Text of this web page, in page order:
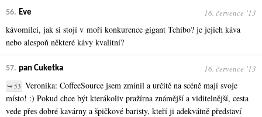
56. Eve 16. července ʼ13
kávomilci, jak si stojí v moři konkurence gigant Tchibo? je jejich káva
nebo alespoň některé kávy kvalitní?
57. pan Cuketka 16. července ʼ13
↪ 53 Veronika: CoffeeSource jsem zmínil a určitě na scéně mají svoje
místo! :) Pokud chce být kterákoliv pražírna známější a viditelnější, cesta
vede přes dobré kavárny a špičkové baristy, kteří ji adekvátně představí